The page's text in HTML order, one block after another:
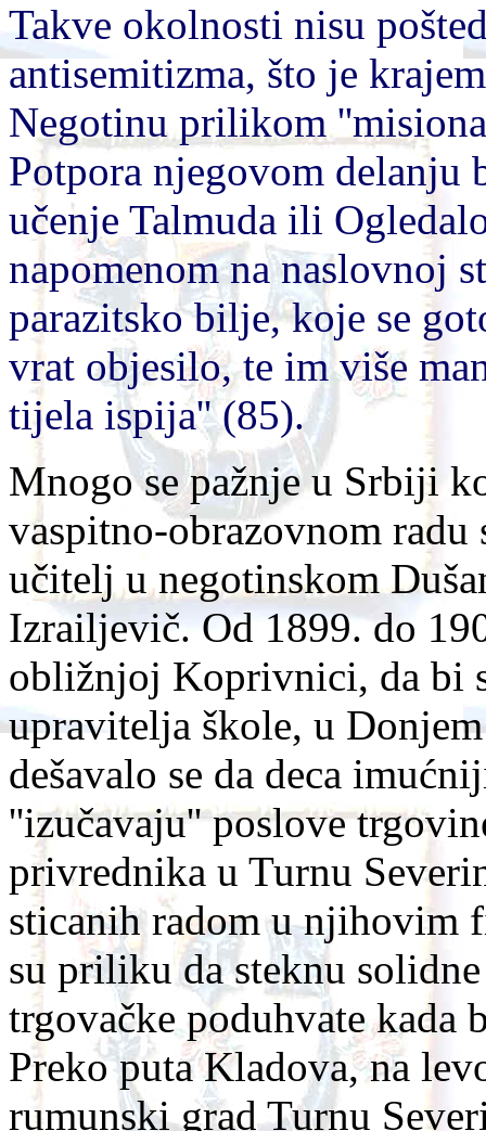
Takve okolnosti nisu
antisemitizma, što je
Negotinu prilikom
Potpora njegovom delanju
učenje Talmuda ili
napomenom na naslovnoj
parazitsko bilje, koje se
vrat objesilo, te im više
tijela ispija'' (85).
Mnogo se pažnje u Srbiji
vaspitno-obrazovnom radu
učitelj u negotinskom
Izrailjevič. Od 1899. do
obližnjoj Koprivnici, da bi
upravitelja škole, u
dešavalo se da deca
''izučavaju'' poslove
privrednika u Turnu
sticanih radom u njihovim
su priliku da steknu
trgovačke poduhvate
Preko puta Kladova, na
rumunski grad Turnu